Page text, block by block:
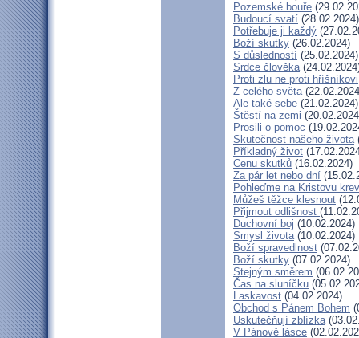
Pozemské bouře
Budoucí svatí (28.02.2024)
Potřebuje ji každý
Boží skutky (26.02.2024)
S důsledností (25.02.2024)
Srdce člověka
Proti zlu ne proti hříšníkovi
Z celého světa
Ale také sebe (21.02.2024)
Štěstí na zemi
Prosili o pomoc
Skutečnost našeho života
Příkladný život
Cenu skutků (16.02.2024)
Za pár let nebo dní
Pohleďme na Kristovu krev
Můžeš těžce klesnout
Přijmout odlišnost
Duchovní boj (10.02.2024)
Smysl života(10.02.2024)
Boží spravedlnost
Boží skutky (07.02.2024)
Stejným směrem
Čas na sluníčku
Laskavost (04.02.2024)
Obchod s Pánem Bohem
Uskutečňují zblízka
V Pánově lásce